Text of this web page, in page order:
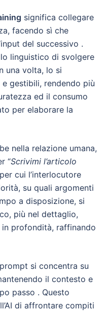
significa collegare
facendo sì che
del successivo .
linguistico di svolgere
una volta, lo si
e gestibili, rendendo più
ed il consumo
per elaborare la
nella relazione umana,
“Scrivimi l’articolo
cui l’interlocutore
su quali argomenti
a disposizione, si
più nel dettaglio,
profondità, raffinando
si concentra su
il contesto e
passo . Questo
di affrontare compiti